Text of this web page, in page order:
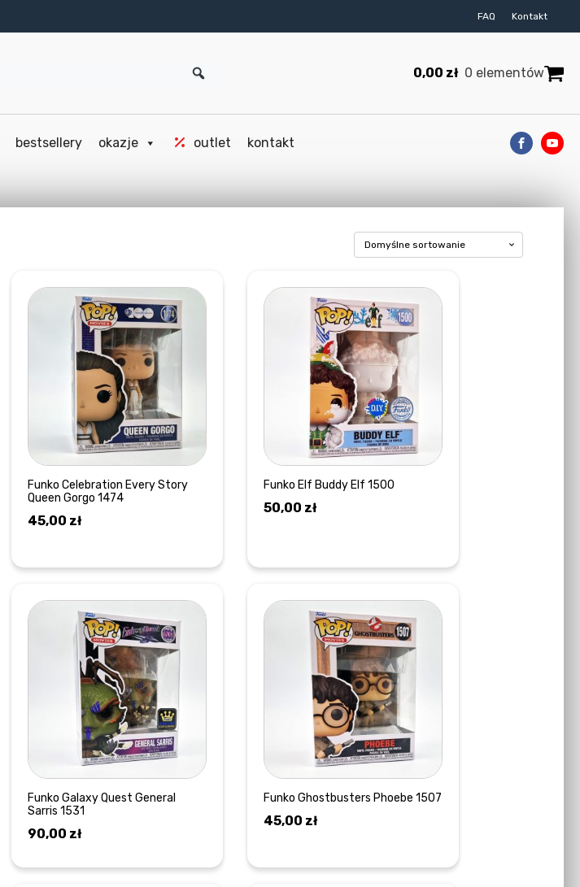
FAQ Kontakt
0,00 zł 0 elementów
bestsellery okazje outlet kontakt
Funko Celebration Every Story
Queen Gorgo 1474
45,00 zł
Funko Elf Buddy Elf 1500
50,00 zł
Funko Galaxy Quest General
Sarris 1531
90,00 zł
Funko Ghostbusters Phoebe 1507
45,00 zł